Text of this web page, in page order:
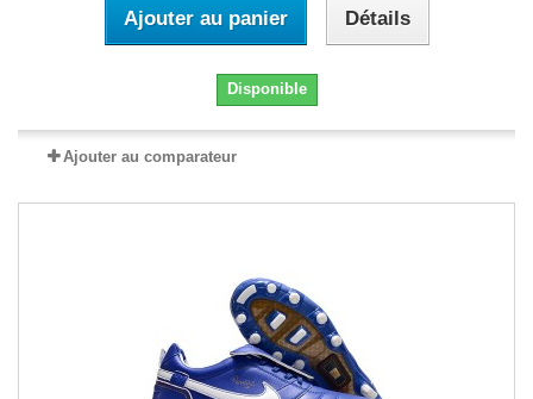
Ajouter au panier Détails
Disponible
Ajouter au comparateur